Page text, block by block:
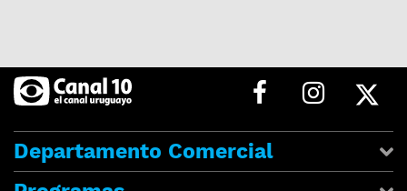
Departamento Comercial